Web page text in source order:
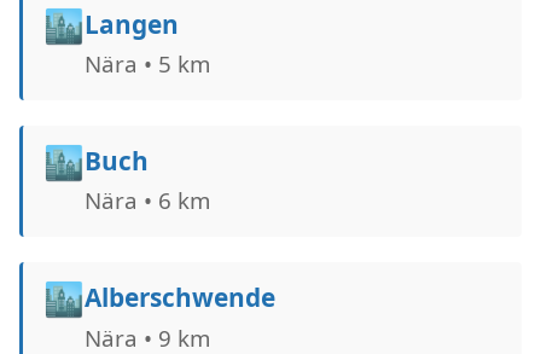
🏙️Langen
Nära • 5 km
🏙️Buch
Nära • 6 km
🏙️Alberschwende
Nära • 9 km